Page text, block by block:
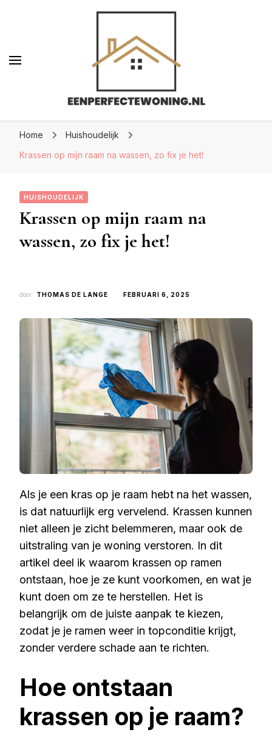
Home
Huishoudelijk
Krassen op mijn raam na wassen, zo fix je het!
HUISHOUDELIJK
Krassen op mijn raam na
wassen, zo fix je het!
door THOMAS DE LANGE FEBRUARI 6, 2025
Als je een kras op je raam hebt na het wassen,
is dat natuurlijk erg vervelend. Krassen kunnen
niet alleen je zicht belemmeren, maar ook de
uitstraling van je woning verstoren. In dit
artikel deel ik waarom krassen op ramen
ontstaan, hoe je ze kunt voorkomen, en wat je
kunt doen om ze te herstellen. Het is
belangrijk om de juiste aanpak te kiezen,
zodat je je ramen weer in topconditie krijgt,
zonder verdere schade aan te richten.
Hoe ontstaan
krassen op je raam?